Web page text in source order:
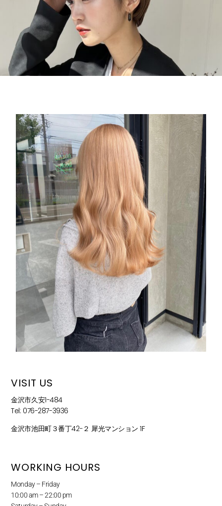
VISIT US
金沢市久安1-484
Tel: 076-287-3936
金沢市池田町３番丁42−２ 犀光マンション 1F
WORKING HOURS
Monday – Friday
10:00 am – 22:00 pm